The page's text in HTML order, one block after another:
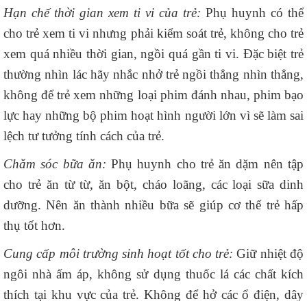
Hạn chế thời gian xem ti vi của trẻ: Phụ huynh có thể
cho trẻ xem ti vi nhưng phải kiểm soát trẻ, không cho trẻ
xem quá nhiều thời gian, ngồi quá gần ti vi. Đặc biệt trẻ
thường nhìn lác hãy nhắc nhở trẻ ngồi thẳng nhìn thẳng,
không để trẻ xem những loại phim đánh nhau, phim bạo
lực hay những bộ phim hoạt hình người lớn vì sẽ làm sai
lệch tư tưởng tính cách của trẻ.
Chăm sóc bữa ăn:Phụ huynh cho trẻ ăn dặm nên tập
cho trẻ ăn từ từ, ăn bột, cháo loãng, các loại sữa dinh
dưỡng. Nên ăn thành nhiều bữa sẽ giúp cơ thể trẻ hấp
thụ tốt hơn.
Cung cấp môi trường sinh hoạt tốt cho trẻ: Giữ nhiệt độ
ngôi nhà ấm áp, không sử dụng thuốc lá các chất kích
thích tại khu vực của trẻ. Không để hở các ổ điện, dây